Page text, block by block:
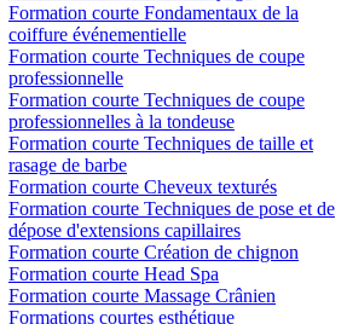
Formation courte Fondamentaux de la
coiffure événementielle
Formation courte Techniques de coupe
professionnelle
Formation courte Techniques de coupe
professionnelles à la tondeuse
Formation courte Techniques de taille et
rasage de barbe
Formation courte Cheveux texturés
Formation courte Techniques de pose et de
dépose d'extensions capillaires
Formation courte Création de chignon
Formation courte Head Spa
Formation courte Massage Crânien
Formations courtes esthétique